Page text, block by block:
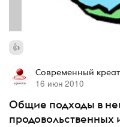
Современный
16 июн 2010
Общие подходы в
продовольственных